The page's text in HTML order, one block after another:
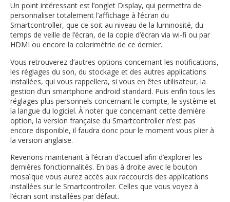
Un point intéressant est l’onglet Display, qui permettra de
personnaliser totalement l’affichage à l’écran du
Smartcontroller, que ce soit au niveau de la luminosité, du
temps de veille de l’écran, de la copie d’écran via wi-fi ou par
HDMI ou encore la colorimétrie de ce dernier.
Vous retrouverez d’autres options concernant les notifications,
les réglages du son, du stockage et des autres applications
installées, qui vous rappellera, si vous en êtes utilisateur, la
gestion d’un smartphone android standard. Puis enfin tous les
réglages plus personnels concernant le compte, le système et
la langue du logiciel. À noter que concernant cette dernière
option, la version française du Smartcontroller n’est pas
encore disponible, il faudra donc pour le moment vous plier à
la version anglaise.
Revenons maintenant à l’écran d’accueil afin d’explorer les
dernières fonctionnalités. En bas à droite avec le bouton
mosaïque vous aurez accès aux raccourcis des applications
installées sur le Smartcontroller. Celles que vous voyez à
l’écran sont installées par défaut.